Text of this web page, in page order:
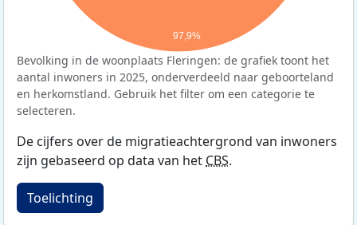
97,9%
Bevolking in de woonplaats Fleringen: de grafiek toont het
aantal inwoners in 2025, onderverdeeld naar geboorteland
en herkomstland. Gebruik het filter om een categorie te
selecteren.
De cijfers over de migratieachtergrond van inwoners
zijn gebaseerd op data van het CBS.
Toelichting